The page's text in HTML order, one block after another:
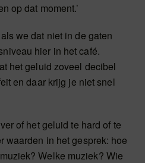
op dat moment.’
we dat niet in de gaten
hier in het café.
het geluid zoveel decibel
en daar krijg je niet snel
of het geluid te hard of te
waarden in het gesprek: hoe
Welke muziek? Wie